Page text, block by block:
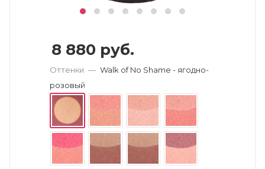
8 880 руб.
Оттенки — Walk of No Shame - ягодно-
розовый